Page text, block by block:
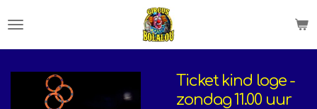
direct
naar
hoofdinhoud
Ticket kind loge -
zondag 11.00 uur